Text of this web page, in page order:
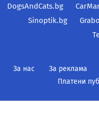
DogsAndCats.bg
Sinoptik.bg
За нас За реклама
Платени